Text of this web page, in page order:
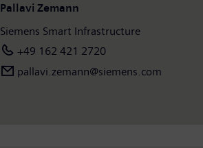
Pallavi Zemann
Siemens Smart Infrastructure
+49 162 421 2720
pallavi.zemann@siemens.com